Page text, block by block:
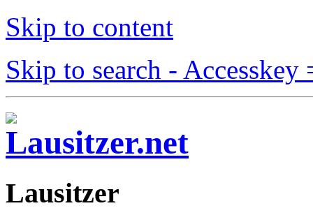
Skip to content
Skip to search - Accesskey
Lausitzer